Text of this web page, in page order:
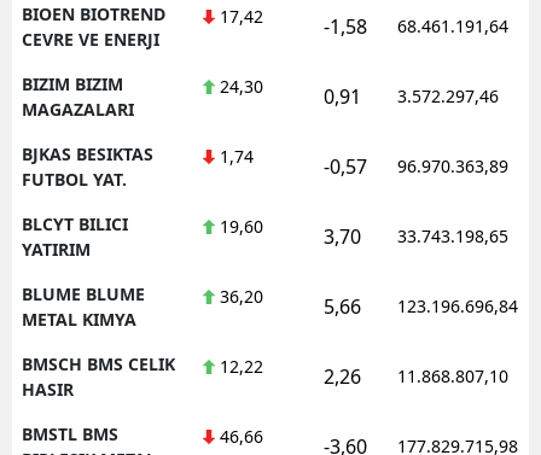
BIOEN BIOTREND
CEVRE VE ENERJI
17,42 -1,58 68.461.191,64
BIZIM BIZIM
MAGAZALARI
24,30 0,91 3.572.297,46
BJKAS BESIKTAS
FUTBOL YAT.
1,74 -0,57 96.970.363,89
BLCYT BILICI
YATIRIM
19,60 3,70 33.743.198,65
BLUME BLUME
METAL KIMYA
36,20 5,66 123.196.696,84
BMSCH BMS CELIK
HASIR
12,22 2,26 11.868.807,10
BMSTL BMS
46,66 -3,60 177.829.715,98